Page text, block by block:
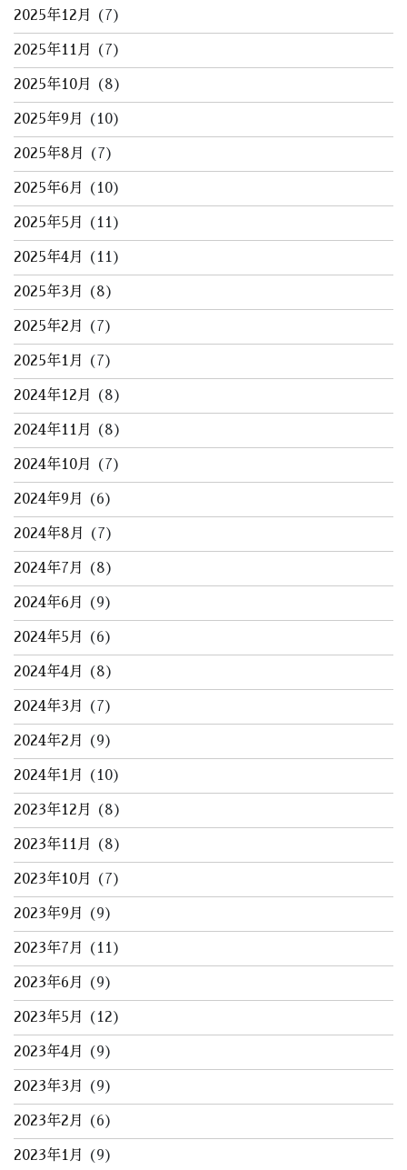
2025年12月 (7)
2025年11月 (7)
2025年10月 (8)
2025年9月 (10)
2025年8月 (7)
2025年6月 (10)
2025年5月 (11)
2025年4月 (11)
2025年3月 (8)
2025年2月 (7)
2025年1月 (7)
2024年12月 (8)
2024年11月 (8)
2024年10月 (7)
2024年9月 (6)
2024年8月 (7)
2024年7月 (8)
2024年6月 (9)
2024年5月 (6)
2024年4月 (8)
2024年3月 (7)
2024年2月 (9)
2024年1月 (10)
2023年12月 (8)
2023年11月 (8)
2023年10月 (7)
2023年9月 (9)
2023年7月 (11)
2023年6月 (9)
2023年5月 (12)
2023年4月 (9)
2023年3月 (9)
2023年2月 (6)
2023年1月 (9)